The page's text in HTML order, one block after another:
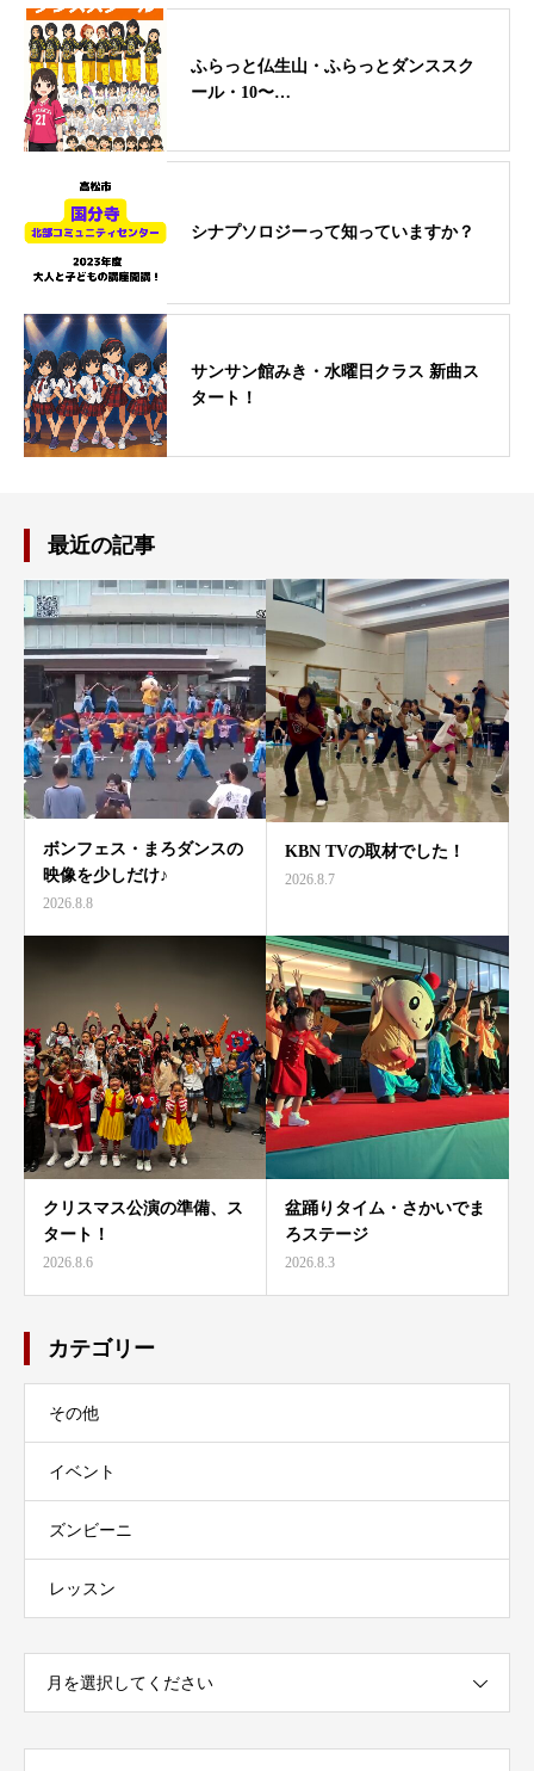
ふらっと仏生山・ふらっとダンススク
ール・10〜…
シナプソロジーって知っていますか？
サンサン館みき・水曜日クラス 新曲ス
タート！
最近の記事
ボンフェス・まろダンスの
映像を少しだけ♪
2026.8.8
KBN TVの取材でした！
2026.8.7
クリスマス公演の準備、ス
タート！
2026.8.6
盆踊りタイム・さかいでま
ろステージ
2026.8.3
カテゴリー
その他
イベント
ズンビーニ
レッスン
月を選択してください